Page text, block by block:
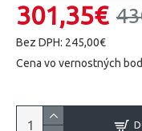
301,35€
Bez DPH: 245,00€
Cena vo vernostných